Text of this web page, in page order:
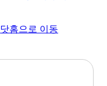
닷홈으로 이동